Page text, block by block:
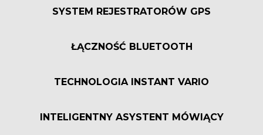
SYSTEM REJESTRATORÓW GPS
ŁĄCZNOŚĆ BLUETOOTH
TECHNOLOGIA INSTANT VARIO
INTELIGENTNY ASYSTENT MÓWIĄCY